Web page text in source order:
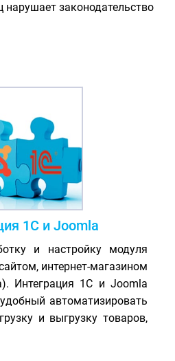
законодательство
1С и Joomla
и настройку модуля
интернет-магазином
Интеграция 1С и Joomla
автоматизировать
и выгрузку товаров,